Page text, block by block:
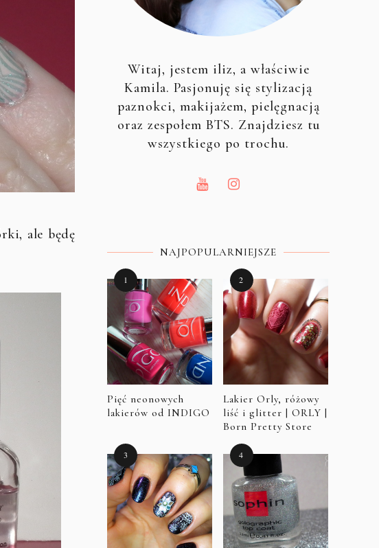
ale będę
Witaj, jestem iliz, a właściwie
Kamila. Pasjonuję się stylizacją
paznokci, makijażem, pielęgnacją
oraz zespołem BTS. Znajdziesz tu
wszystkiego po trochu.
NAJPOPULARNIEJSZE
Pięć neonowych
lakierów od INDIGO
Lakier Orly, różowy
liść i glitter | ORLY |
Born Pretty Store